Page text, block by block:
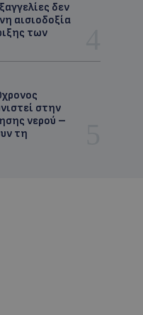
δεν
αισιοδοξία
των
στην
νερού –
τη